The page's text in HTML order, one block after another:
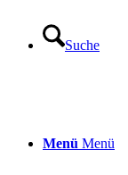
Suche
Menü Menü